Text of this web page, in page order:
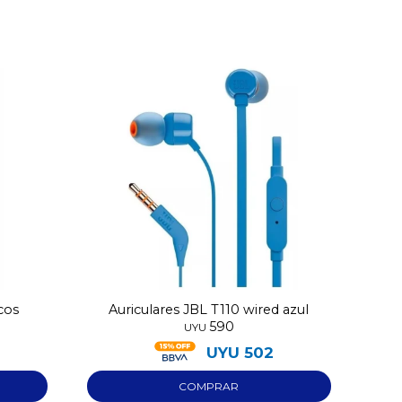
Auriculares JBL T110 wired azul
UYU 590
UYU 502